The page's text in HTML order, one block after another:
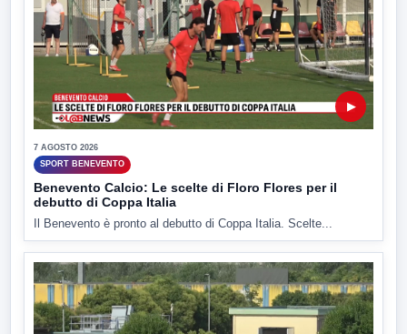
▶
7 AGOSTO 2026
SPORT BENEVENTO
Benevento Calcio: Le scelte di Floro Flores per il
debutto di Coppa Italia
Il Benevento è pronto al debutto di Coppa Italia. Scelte...